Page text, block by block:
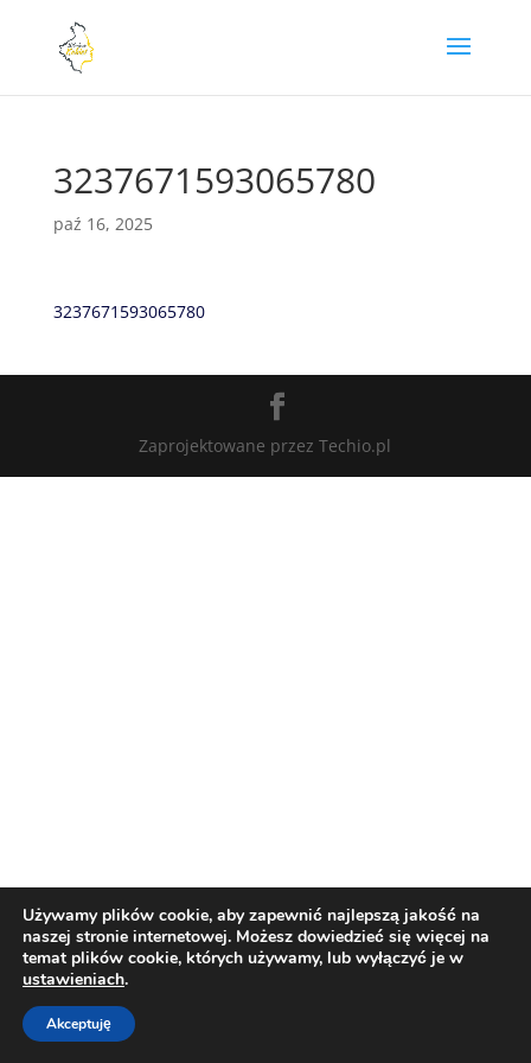
3237671593065780
paź 16, 2025
3237671593065780
Zaprojektowane przez Techio.pl
Używamy plików cookie, aby zapewnić najlepszą jakość na
naszej stronie internetowej. Możesz dowiedzieć się więcej na
temat plików cookie, których używamy, lub wyłączyć je w
ustawieniach.
Akceptuję